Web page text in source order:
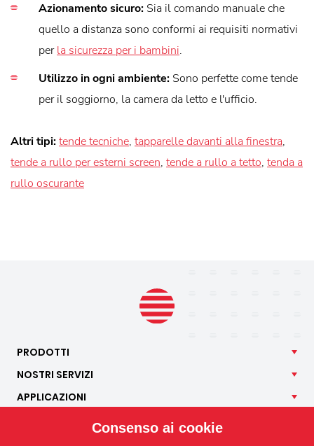
Azionamento sicuro: Sia il comando manuale che
quello a distanza sono conformi ai requisiti normativi
perla sicurezza per i bambini.
Utilizzo in ogni ambiente: Sono perfette come tende
per il soggiorno, la camera da letto e l'ufficio.
Altri tipi:tende tecniche, tapparelle davanti alla finestra,
tende a rullo per esterni screen, tende a rullo a tetto, tenda a
rullo oscurante
PRODOTTI
NOSTRI SERVIZI
APPLICAZIONI
Consenso ai cookie